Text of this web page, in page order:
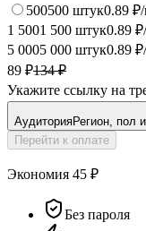
500500 штук0.89
1 5001 500 штук0.89
5 0005 000 штук0.89
89 ₽134₽
Укажите ссылку на
АудиторияРегион, пол
Перейти к оплате
Экономия 45 ₽
Без пароля